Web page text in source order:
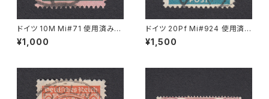
ドイツ 10M Mi#71 使用済み切
手｜FRANKFURT 11.5.1923
¥1,000
ドイツ 20Pf Mi#924 使用済み
切手｜SIGLINGEN 7.11.1947
¥1,500